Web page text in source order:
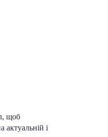
щоб
і